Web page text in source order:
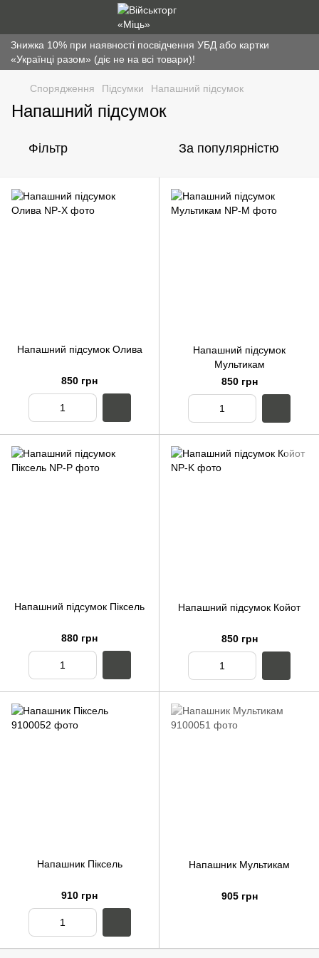
Знижка 10% при наявності посвідчення УБД або картки
«Українці разом» (діє не на всі товари)!
Спорядження Підсумки Напашний підсумок
Напашний підсумок
Фільтр За популярністю
Напашний підсумок Олива
850 грн
Напашний підсумок
Мультикам
850 грн
Напашний підсумок Піксель
880 грн
Напашний підсумок Койот
850 грн
Напашник Піксель
910 грн
Напашник Мультикам
905 грн